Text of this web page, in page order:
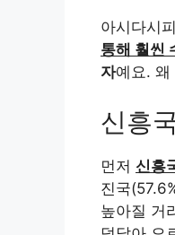
아시다시
통해 훨씬
자예요. 왜
신흥
먼저 신흥
진국
높아질 거